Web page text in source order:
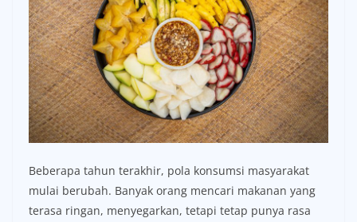
Beberapa tahun terakhir, pola konsumsi masyarakat
mulai berubah. Banyak orang mencari makanan yang
terasa ringan, menyegarkan, tetapi tetap punya rasa